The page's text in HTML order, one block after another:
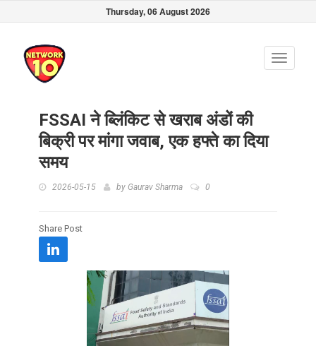
Thursday, 06 August 2026
Toggle
FSSAI ने ब्लिंकिट से खराब अंडों की
बिक्री पर मांगा जवाब, एक हफ्ते का दिया
समय
2026-05-15 by Gaurav Sharma 0
Share Post